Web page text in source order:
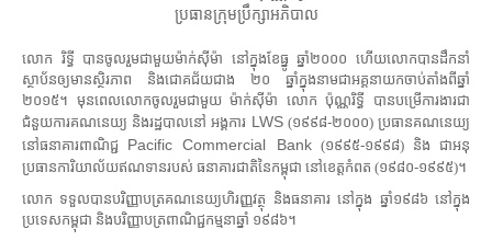
ប្រធានក្រុមប្រឹក្សាអភិបាល
លោក រិទ្ធី បានចូលរួមជាមួយម៉ាក់ស៊ីម៉ា នៅក្នុងខែធ្នូ ឆ្នាំ២០០០ ហើយលោកបានដឹកនាំ
ស្ថាប័នឲ្យមានស្ថិរភាព និងជោគជ័យជាង ២០ ឆ្នាំក្នុងនាមជាអគ្គនាយកចាប់តាំងពីឆ្នាំ
២០១៥។ មុនពេលលោកចូលរួមជាមួយ ម៉ាក់ស៊ីម៉ា លោក ប៉ុណ្ណរិទ្ធី បានបម្រើការងារជា
ជំនួយការគណនេយ្យ និងរដ្ឋបាលនៅ អង្គការ LWS(១៩៩៨-២០០០) ប្រធានគណនេយ្យ
នៅធនាគារពាណិជ្ជ Pacific Commercial Bank(១៩៩៥-១៩៩៨) និង ជាអនុ
ប្រធានការិយាល័យឥណទានរបស់ ធនាគារជាតិនៃកម្ពុជា នៅខេត្តកំពត (១៩៨០-១៩៩៥)។
លោក ទទួលបានបរិញ្ញាបត្រគណនេយ្យហិរញ្ញវត្ថុ និងធនាគារ នៅក្នុង ឆ្នាំ១៩៨៦ នៅក្នុង
ប្រទេសកម្ពុជា និងបរិញ្ញាបត្រពាណិជ្ជកម្មនាឆ្នាំ ១៩៨៦។